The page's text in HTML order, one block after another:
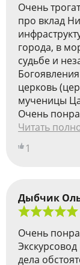
Очень
про вклад
города, в
судьбе и
церковь
мученицы
Очень
Читать
1
Дыбчик
Очень
дела